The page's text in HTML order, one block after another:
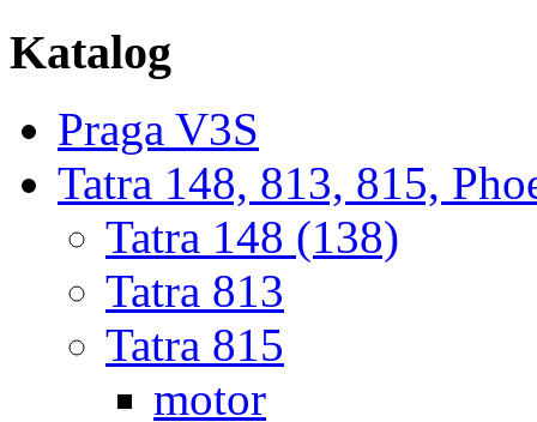
Katalog
Praga V3S
Tatra 148, 813, 815,
Tatra 148 (138)
Tatra 813
Tatra 815
motor